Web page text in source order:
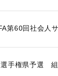
第60回社会
選手権県予選